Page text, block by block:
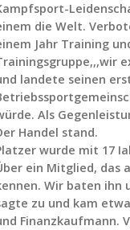
die Welt.
Jahr Training
landete seinen
Als
Handel stand.
wurde mit 17
ein Mitglied, das
Wir baten ihn
zu und kam
Finanzkaufmann.